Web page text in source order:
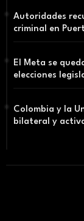
Autoridades
criminal en
El Meta se
elecciones
Colombia y la
bilateral y